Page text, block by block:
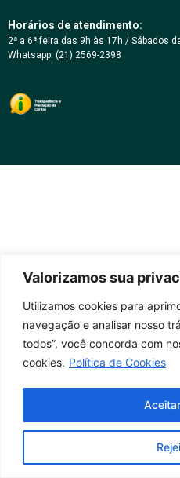
Valorizamos sua
Utilizamos cookies para
navegação e analisar nosso
todos”, você concorda com
cookies. Política de Cookies
Horários de atendimento:
2ª a 6ª feira das 9h às 17h / Sábados
Whatsapp: (21) 2569-2398